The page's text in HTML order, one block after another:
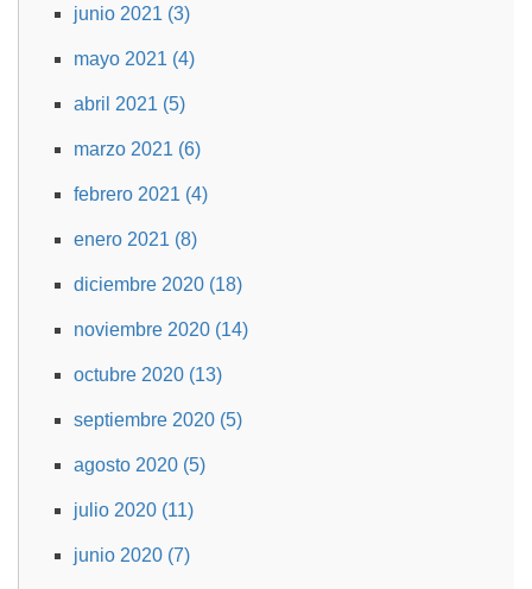
junio 2021 (3)
mayo 2021 (4)
abril 2021 (5)
marzo 2021 (6)
febrero 2021 (4)
enero 2021 (8)
diciembre 2020 (18)
noviembre 2020 (14)
octubre 2020 (13)
septiembre 2020 (5)
agosto 2020 (5)
julio 2020 (11)
junio 2020 (7)